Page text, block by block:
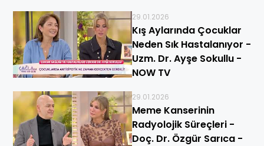
29.01.2026
Kış Aylarında Çocuklar
Neden Sık Hastalanıyor -
Uzm. Dr. Ayşe Sokullu -
NOW TV
29.01.2026
Meme Kanserinin
Radyolojik Süreçleri -
Doç. Dr. Özgür Sarıca -